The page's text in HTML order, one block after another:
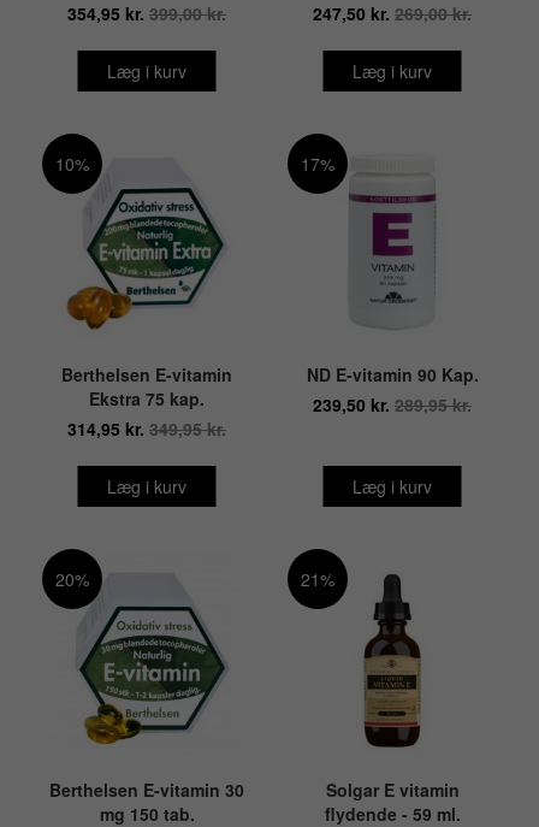
354,95 kr. 399,00 kr.
Læg i kurv
247,50 kr. 269,00 kr.
Læg i kurv
10%
Berthelsen E-vitamin
Ekstra 75 kap.
314,95 kr. 349,95 kr.
Læg i kurv
17%
ND E-vitamin 90 Kap.
239,50 kr. 289,95 kr.
Læg i kurv
20%
Berthelsen E-vitamin 30
mg 150 tab.
21%
Solgar E vitamin
flydende - 59 ml.